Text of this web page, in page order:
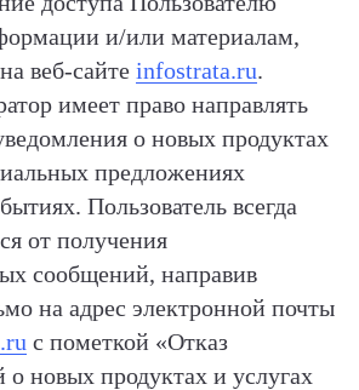
и/или материалам,
веб-сайте infostrata.ru.
имеет право направлять
о новых продуктах
предложениях
Пользователь всегда
от получения
сообщений, направив
на адрес электронной почты
с пометкой «Отказ
о новых продуктах и услугах